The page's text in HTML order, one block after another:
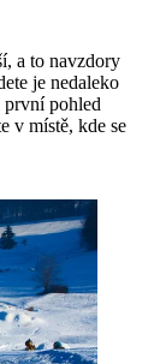
a to navzdory
je nedaleko
první pohled
v místě, kde se